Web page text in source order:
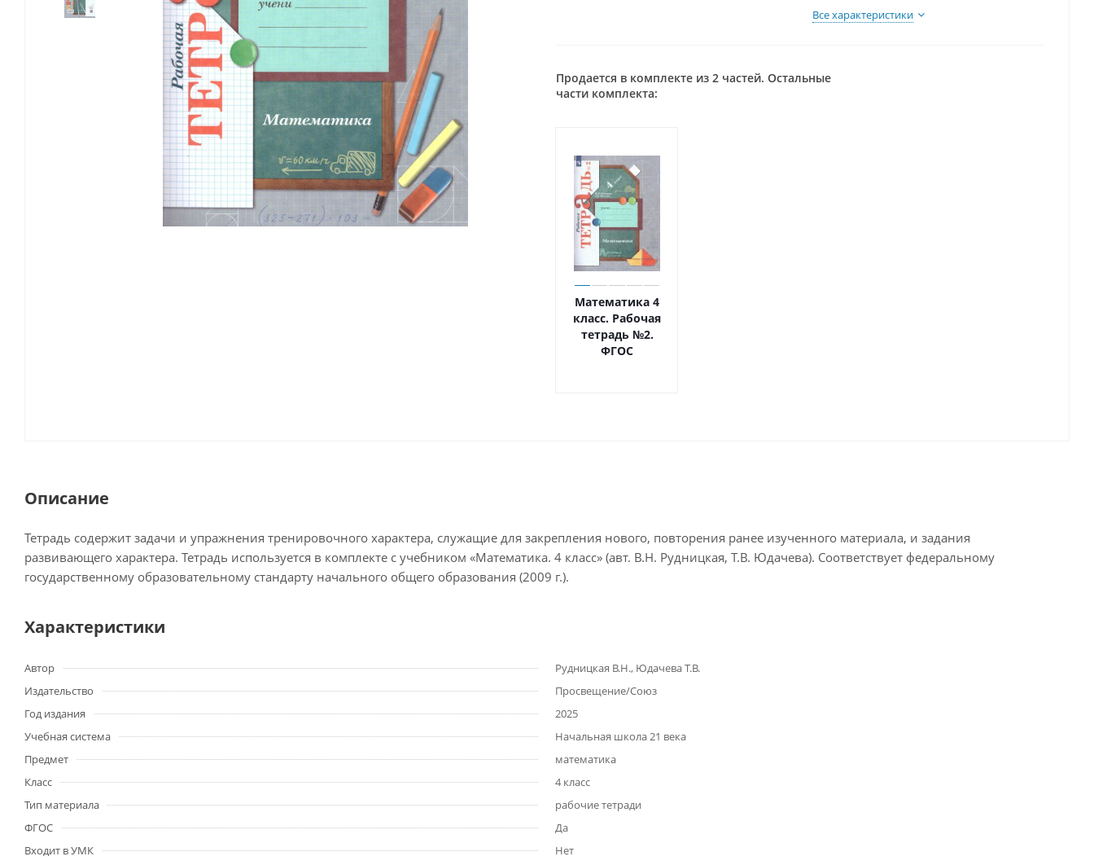
Все характеристики
Продается в комплекте из 2 частей. Остальные
части комплекта:
Математика 4
класс. Рабочая
тетрадь №2.
ФГОС
Описание
Тетрадь содержит задачи и упражнения тренировочного характера, служащие для закрепления нового, повторения ранее изученного материала, и задания
развивающего характера. Тетрадь используется в комплекте с учебником «Математика. 4 класс» (авт. В.Н. Рудницкая, Т.В. Юдачева). Соответствует федеральному
государственному образовательному стандарту начального общего образования (2009 г.).
Характеристики
Автор
Рудницкая В.Н., Юдачева Т.В.
Издательство
Просвещение/Союз
Год издания
2025
Учебная система
Начальная школа 21 века
Предмет
математика
Класс
4 класс
Тип материала
рабочие тетради
ФГОС
Да
Входит в УМК
Нет